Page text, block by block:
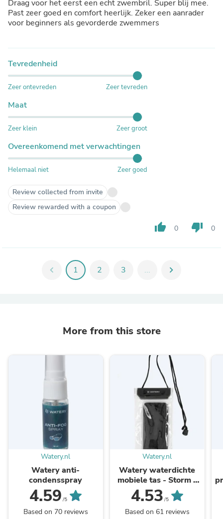
Draag voor het eerst een echt zwembril. Super blij mee.
Past zeer goed en comfort heerlijk. Zeker een aanrader
voor beginners als gevorderde zwemmers
Tevredenheid
Zeer ontevreden Zeer tevreden
Maat
Zeer klein Zeer groot
Overeenkomend met verwachtingen
Helemaal niet Zeer goed
Review collected from invite
Review rewarded with a coupon
thumb_up 0 thumb_down 0
chevron_left 1 2 3 ... chevron_right
More from this store
Watery.nl
Watery anti-
condensspray
4.59 /5
Based on 70 reviews
Watery.nl
Watery waterdichte
mobiele tas - Storm -
Zwart
4.53 /5
Based on 61 reviews